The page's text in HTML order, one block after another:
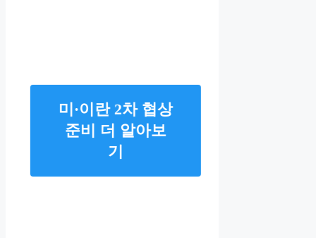
미·이란 2차 협상
준비 더 알아보
기